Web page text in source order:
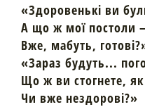
«Здоровенькі ви
А що ж мої постоли
Вже, мабуть,
«Зараз будуть...
Що ж ви стогнете, як
Чи вже нездорові?»